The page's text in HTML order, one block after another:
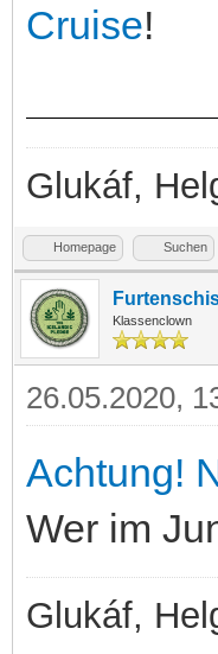
Cruise!
Glukáf,
Homepage Suchen
Klassenclown
26.05.2020,
Achtung!
Wer im
Glukáf,